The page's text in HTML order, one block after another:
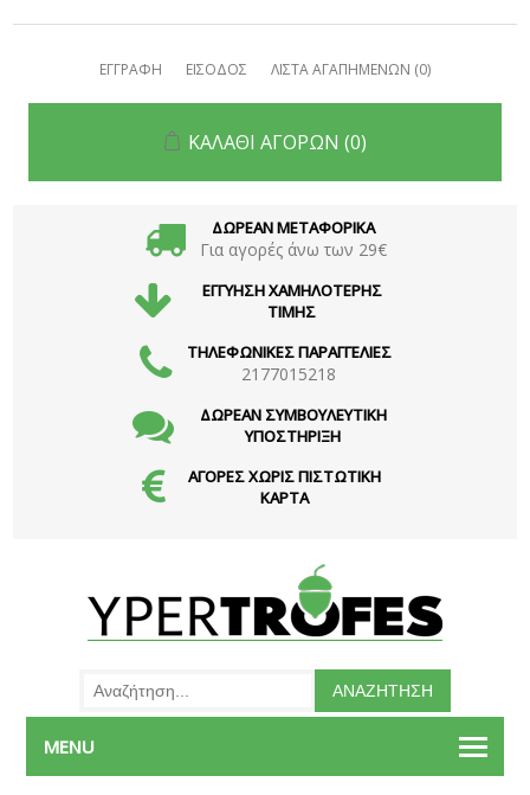
ΕΓΓΡΑΦΗ ΕΙΣΟΔΟΣ ΛΙΣΤΑ ΑΓΑΠΗΜΕΝΩΝ (0)
ΚΑΛΑΘΙ ΑΓΟΡΩΝ (0)
ΔΩΡΕΑΝ ΜΕΤΑΦΟΡΙΚΑ
Για αγορές άνω των 29€
ΕΓΓΥΗΣΗ ΧΑΜΗΛΟΤΕΡΗΣ
ΤΙΜΗΣ
ΤΗΛΕΦΩΝΙΚΕΣ ΠΑΡΑΓΓΕΛΙΕΣ
2177015218
ΔΩΡΕΑΝ ΣΥΜΒΟΥΛΕΥΤΙΚΗ
ΥΠΟΣΤΗΡΙΞΗ
ΑΓΟΡΕΣ ΧΩΡΙΣ ΠΙΣΤΩΤΙΚΗ
ΚΑΡΤΑ
MENU